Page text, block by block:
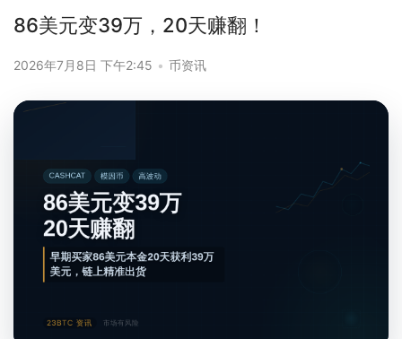
86美元变39万，20天赚翻！
2026年7月8日 下午2:45 • 币资讯